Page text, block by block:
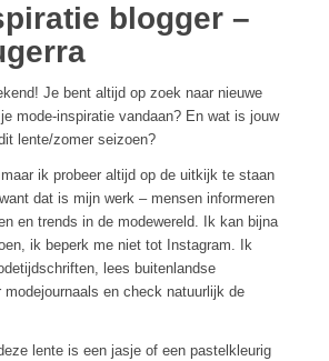
blogger –
Je bent altijd op zoek naar nieuwe
mode-inspiratie vandaan? En wat is jouw
lente/zomer seizoen?
ik probeer altijd op de uitkijk te staan
dat is mijn werk – mensen informeren
en trends in de modewereld. Ik kan bijna
ik beperk me niet tot Instagram. Ik
lees buitenlandse
en check natuurlijk de
lente is een jasje of een pastelkleurig